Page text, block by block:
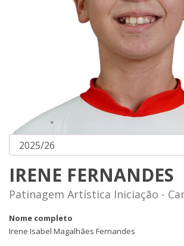
IRENE FERNANDES
Patinagem Artística Iniciação -
Nome completo
Irene Isabel Magalhães Fernandes